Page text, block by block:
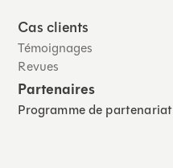
Cas clients
Témoignages
Revues
Partenaires
Programme de partenariat